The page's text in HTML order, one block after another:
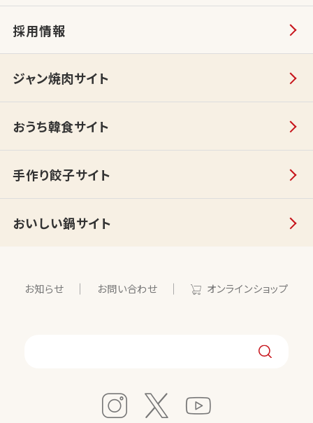
採用情報
ジャン焼肉サイト
おうち韓食サイト
手作り餃子サイト
おいしい鍋サイト
お知らせ お問い合わせ オンラインショップ